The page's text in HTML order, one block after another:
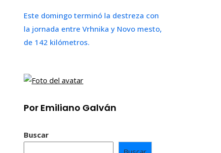
Este domingo terminó la destreza con
la jornada entre Vrhnika y Novo mesto,
de 142 kilómetros.
Por Emiliano Galván
Buscar